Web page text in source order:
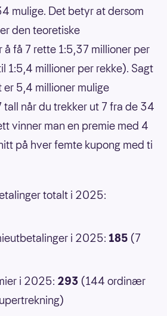
mulige. Det betyr at dersom
den teoretiske
å få 7 rette 1:5,37 millioner per
1:5,4 millioner per rekke). Sagt
er 5,4 millioner mulige
tall når du trekker ut 7 fra de 34
vinner man en premie med 4
på hver femte kupong med ti
totalt i 2025:
i 2025: 185 (7
i 2025: 293 (144 ordinær